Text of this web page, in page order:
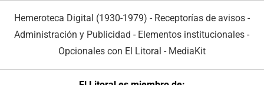
Hemeroteca Digital (1930-1979) - Receptorías de avisos -
Administración y Publicidad - Elementos institucionales -
Opcionales con El Litoral - MediaKit